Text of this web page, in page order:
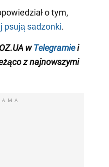
o tym,
psują sadzonki.
w Telegramie i
znajnowszymi